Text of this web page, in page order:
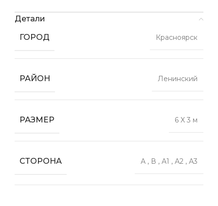
Детали
ГОРОД
Красноярск
РАЙОН Ленинский
РАЗМЕР 6 X 3 м
СТОРОНА А , В , А1 , А2 , А3